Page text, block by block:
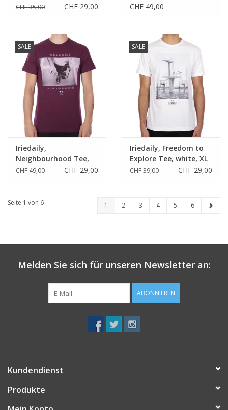
CHF 35,00 CHF 29,00
CHF 49,00
SALE
Iriedaily,
Neighbourhood Tee,
red wine, XL
CHF 49,00 CHF 29,00
SALE
Iriedaily, Freedom to
Explore Tee, white, XL
CHF 39,00 CHF 29,00
Seite 1 von 6 1 2 3 4 5 6
Melden Sie sich für unseren Newsletter an:
ABONNIEREN
Kundendienst
Produkte